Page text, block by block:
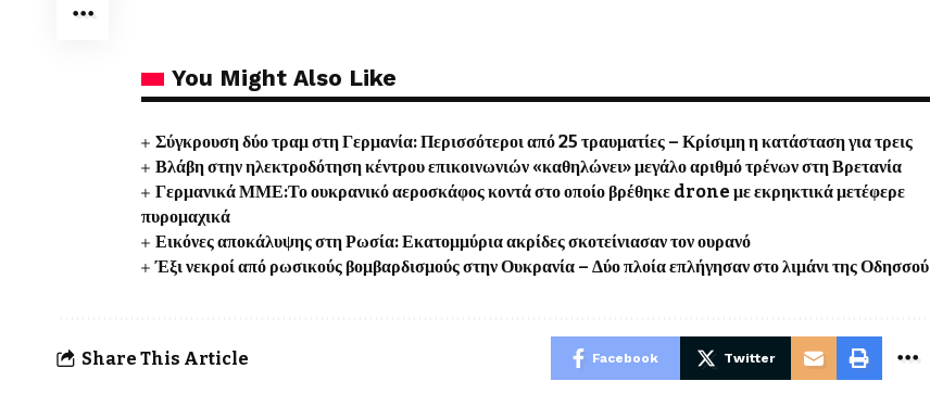
You Might Also Like
Σύγκρουση δύο τραμ στη Γερμανία: Περισσότεροι από 25 τραυματίες – Κρίσιμη η κατάσταση για τρεις
Βλάβη στην ηλεκτροδότηση κέντρου επικοινωνιών «καθηλώνει» μεγάλο αριθμό τρένων στη Βρετανία
Γερμανικά ΜΜΕ:Το ουκρανικό αεροσκάφος κοντά στο οποίο βρέθηκε drone με εκρηκτικά μετέφερε
πυρομαχικά
Εικόνες αποκάλυψης στη Ρωσία: Εκατομμύρια ακρίδες σκοτείνιασαν τον ουρανό
Έξι νεκροί από ρωσικούς βομβαρδισμούς στην Ουκρανία – Δύο πλοία επλήγησαν στο λιμάνι της Οδησσού
Share This Article Facebook Twitter